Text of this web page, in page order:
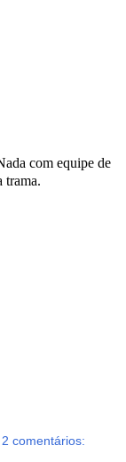
com equipe de
trama.
2 comentários: